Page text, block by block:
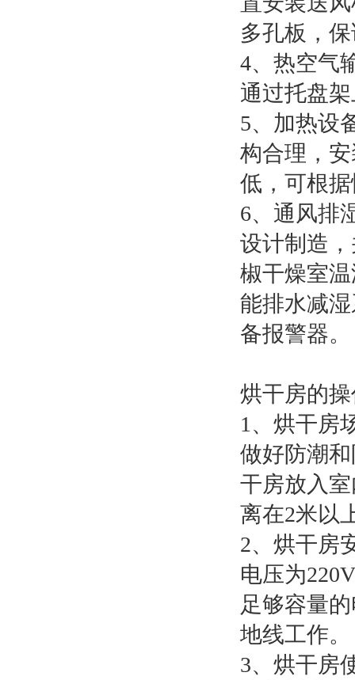
多孔板，
4、热空气
通过托盘
5、加热设
构合理，
低，可根
6、通风排
设计制造
椒干燥室
能排水减
备报警器。
烘干房的
1、烘干房
做好防潮
干房放入
离在2米以
2、烘干房
电压为
足够容量
地线工作。
3、烘干房